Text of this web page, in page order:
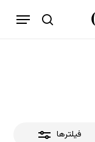
جستجو
فهرست
بستن
فیلترها